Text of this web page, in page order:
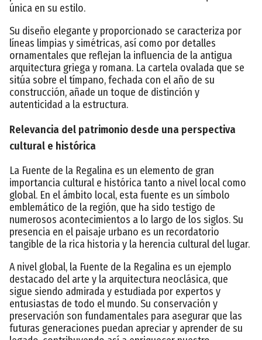
única en su estilo.
Su diseño elegante y proporcionado se caracteriza por
líneas limpias y simétricas, así como por detalles
ornamentales que reflejan la influencia de la antigua
arquitectura griega y romana. La cartela ovalada que se
sitúa sobre el tímpano, fechada con el año de su
construcción, añade un toque de distinción y
autenticidad a la estructura.
Relevancia del patrimonio desde una perspectiva
cultural e histórica
La Fuente de la Regalina es un elemento de gran
importancia cultural e histórica tanto a nivel local como
global. En el ámbito local, esta fuente es un símbolo
emblemático de la región, que ha sido testigo de
numerosos acontecimientos a lo largo de los siglos. Su
presencia en el paisaje urbano es un recordatorio
tangible de la rica historia y la herencia cultural del lugar.
A nivel global, la Fuente de la Regalina es un ejemplo
destacado del arte y la arquitectura neoclásica, que
sigue siendo admirada y estudiada por expertos y
entusiastas de todo el mundo. Su conservación y
preservación son fundamentales para asegurar que las
futuras generaciones puedan apreciar y aprender de su